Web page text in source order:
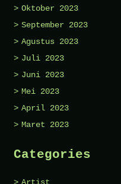
Oktober 2023
September 2023
Agustus 2023
Juli 2023
Juni 2023
Mei 2023
April 2023
Maret 2023
Categories